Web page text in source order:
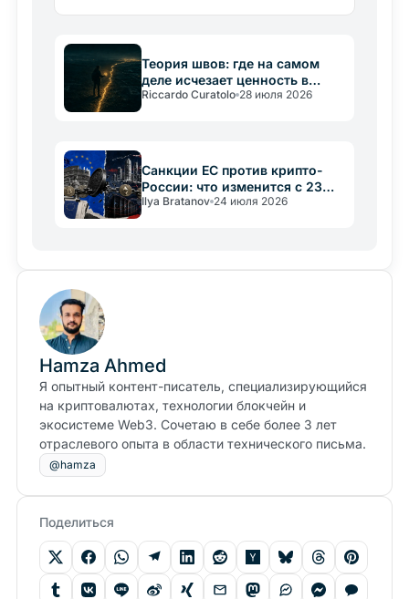
Теория швов: где на самом
деле исчезает ценность в
крипто
Riccardo Curatolo 28 июля 2026
Санкции ЕС против крипто-
России: что изменится с 23
июля 2026
Ilya Bratanov 24 июля 2026
Hamza Ahmed
Я опытный контент-писатель, специализирующийся
на криптовалютах, технологии блокчейн и
экосистеме Web3. Сочетаю в себе более 3 лет
отраслевого опыта в области технического письма.
@hamza
Поделиться